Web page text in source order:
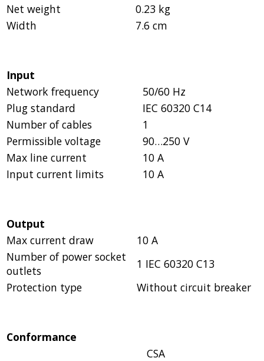
Net weight
0.23 kg
Width
7.6 cm
Input
Network frequency
50/60 Hz
Plug standard
IEC 60320 C14
Number of cables
1
Permissible voltage
90…250 V
Max line current
10 A
Input current limits
10 A
Output
Max current draw
10 A
Number of power socket
outlets
1 IEC 60320 C13
Protection type
Without circuit breaker
Conformance
CSA